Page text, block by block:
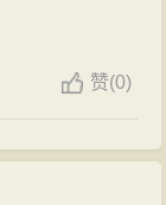
赞(0)